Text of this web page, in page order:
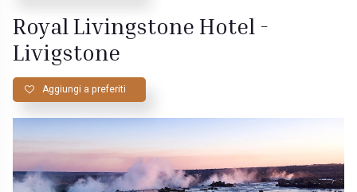
Royal Livingstone Hotel -
Livigstone
Aggiungi a preferiti